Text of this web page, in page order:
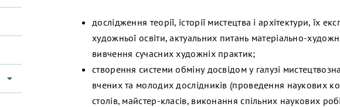
дослідження теорії, історії мистецтва і архітектури, їх
художньої освіти, актуальних питань матеріально-
вивчення сучасних художніх практик;
створення системи обміну досвідом у галузі
вчених та молодих дослідників (проведення наукових
столів, майстер-класів, виконання спільних наукових